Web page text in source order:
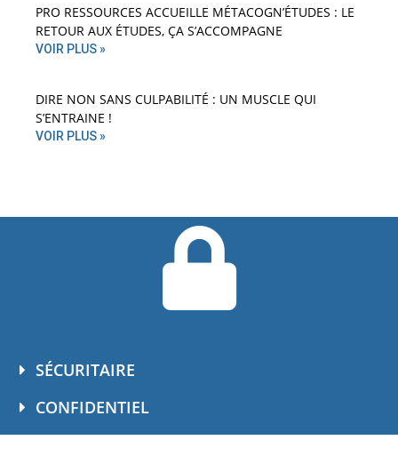
PRO RESSOURCES ACCUEILLE MÉTACOGN’ÉTUDES : LE
RETOUR AUX ÉTUDES, ÇA S’ACCOMPAGNE
VOIR PLUS »
DIRE NON SANS CULPABILITÉ : UN MUSCLE QUI
S’ENTRAINE !
VOIR PLUS »
SÉCURITAIRE
CONFIDENTIEL